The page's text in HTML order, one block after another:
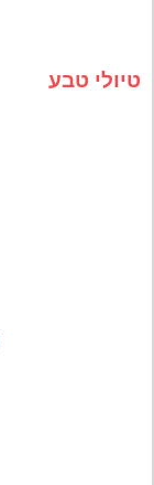
טיולי טבע